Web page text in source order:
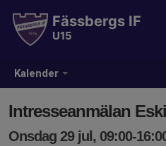
Kalender
Fässbergs IF
U15
Intresseanmälan
Onsdag 29 jul, 09:00-